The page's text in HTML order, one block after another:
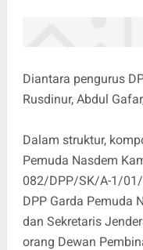
Diantara pengurus
Rusdinur, Abdul
Dalam struktur,
Pemuda Nasdem
082/DPP/SK/A-1/
DPP Garda Pemuda
dan Sekretaris
orang Dewan